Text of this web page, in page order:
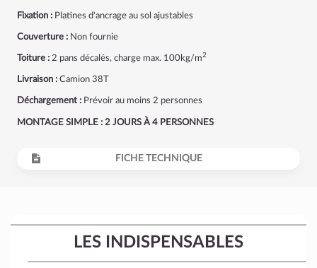
Fixation : Platines d'ancrage au sol ajustables
Couverture : Non fournie
Toiture : 2 pans décalés, charge max. 100kg/m2
Livraison : Camion 38T
Déchargement : Prévoir au moins 2 personnes
MONTAGE SIMPLE : 2 JOURS À 4 PERSONNES
FICHE TECHNIQUE
LES INDISPENSABLES